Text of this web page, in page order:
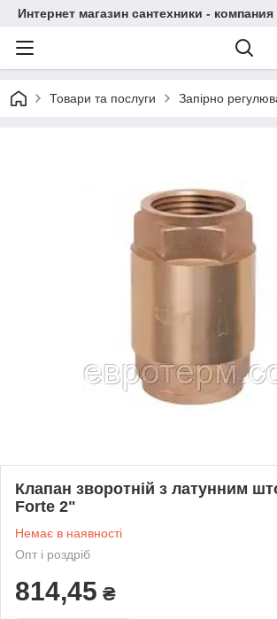
Интернет магазин сантехники -
Товари та послуги Запірно
Клапан зворотній з латунним
Forte 2"
Немає в наявності
Опт і роздріб
814,45 ₴